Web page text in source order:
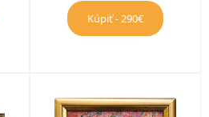
Kúpiť - 290€